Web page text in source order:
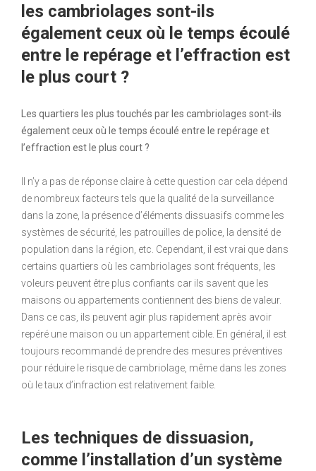
les cambriolages sont-ils
également ceux où le temps écoulé
entre le repérage et l’effraction est
le plus court ?
Les quartiers les plus touchés par les cambriolages sont-ils
également ceux où le temps écoulé entre le repérage et
l’effraction est le plus court ?
Il n’y a pas de réponse claire à cette question car cela dépend
de nombreux facteurs tels que la qualité de la surveillance
dans la zone, la présence d’éléments dissuasifs comme les
systèmes de sécurité, les patrouilles de police, la densité de
population dans la région, etc. Cependant, il est vrai que dans
certains quartiers où les cambriolages sont fréquents, les
voleurs peuvent être plus confiants car ils savent que les
maisons ou appartements contiennent des biens de valeur.
Dans ce cas, ils peuvent agir plus rapidement après avoir
repéré une maison ou un appartement cible. En général, il est
toujours recommandé de prendre des mesures préventives
pour réduire le risque de cambriolage, même dans les zones
où le taux d’infraction est relativement faible.
Les techniques de dissuasion,
comme l’installation d’un système